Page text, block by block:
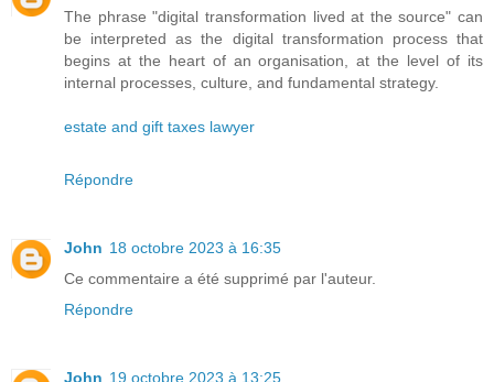
The phrase "digital transformation lived at the source" can
be interpreted as the digital transformation process that
begins at the heart of an organisation, at the level of its
internal processes, culture, and fundamental strategy.
estate and gift taxes lawyer
Répondre
John 18 octobre 2023 à 16:35
Ce commentaire a été supprimé par l'auteur.
Répondre
John 19 octobre 2023 à 13:25